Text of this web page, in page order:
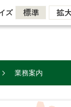
ズ
業務案内